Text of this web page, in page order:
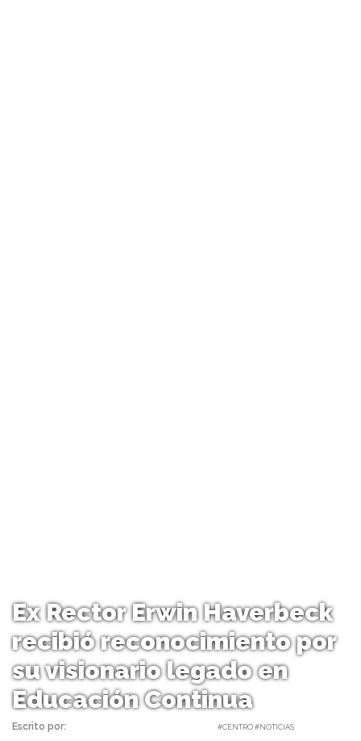
Ex Rector Erwin Haverbeck
recibió reconocimiento por
su visionario legado en
Educación Continua
Escrito por: #CENTRO #NOTICIAS